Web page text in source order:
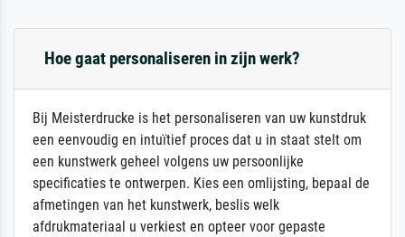
Hoe gaat personaliseren in zijn werk?
Bij Meisterdrucke is het personaliseren van uw kunstdruk
een eenvoudig en intuïtief proces dat u in staat stelt om
een kunstwerk geheel volgens uw persoonlijke
specificaties te ontwerpen. Kies een omlijsting, bepaal de
afmetingen van het kunstwerk, beslis welk
afdrukmateriaal u verkiest en opteer voor gepaste